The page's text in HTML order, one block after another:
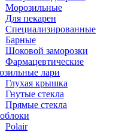
Морозильные
Для пекарен
Специализированные
Барные
Шоковой заморозки
Фармацевтические
лари
Глухая крышка
Гнутые стекла
Прямые стекла
Polair